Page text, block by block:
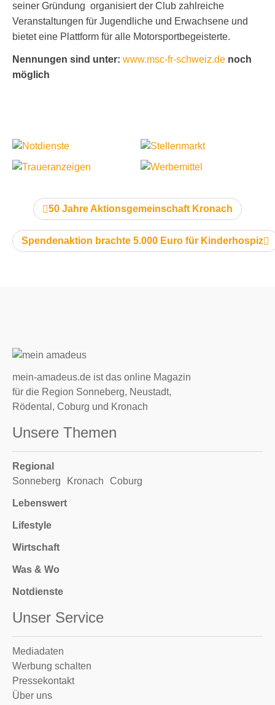
seiner Gründung organisiert der Club zahlreiche
Veranstaltungen für Jugendliche und Erwachsene und
bietet eine Plattform für alle Motorsportbegeisterte.
Nennungen sind unter: www.msc-fr-schweiz.de noch
möglich
vorheriger Artikel:
50 Jahre Aktionsgemeinschaft Kronach
nächster Artikel:
Spendenaktion brachte 5.000 Euro für Kinderhospiz
mein-amadeus.de ist das online Magazin
für die Region Sonneberg, Neustadt,
Rödental, Coburg und Kronach
Unsere Themen
Regional
Sonneberg
Kronach Coburg
Lebenswert
Lifestyle
Wirtschaft
Was & Wo
Notdienste
Unser Service
Mediadaten
Werbung schalten
Pressekontakt
Über uns